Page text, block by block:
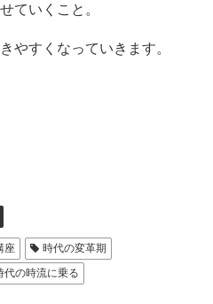
ていくこと。
やすくなっていきます。
座
時代の変革期
代の時流に乗る